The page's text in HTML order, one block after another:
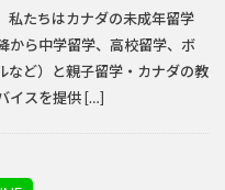
私たちはカナダの未成年留学
から中学留学、高校留学、ボ
など）と親子留学・カナダの教
イスを提供 […]